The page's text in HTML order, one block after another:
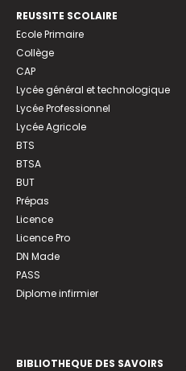
REUSSITE SCOLAIRE
Ecole Primaire
Collège
CAP
Lycée général et technologique
Lycée Professionnel
Lycée Agricole
BTS
BTSA
BUT
Prépas
Licence
Licence Pro
DN Made
PASS
Diplome infirmier
BIBLIOTHEQUE DES SAVOIRS